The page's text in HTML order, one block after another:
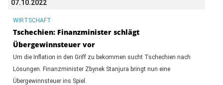
07.10.2022
WIRTSCHAFT
Tschechien: Finanzminister schlägt
Übergewinnsteuer vor
Um die Inflation in den Griff zu bekommen sucht Tschechien nach
Lösungen. Finanzminister Zbynek Stanjura bringt nun eine
Übergewinnsteuer ins Spiel.